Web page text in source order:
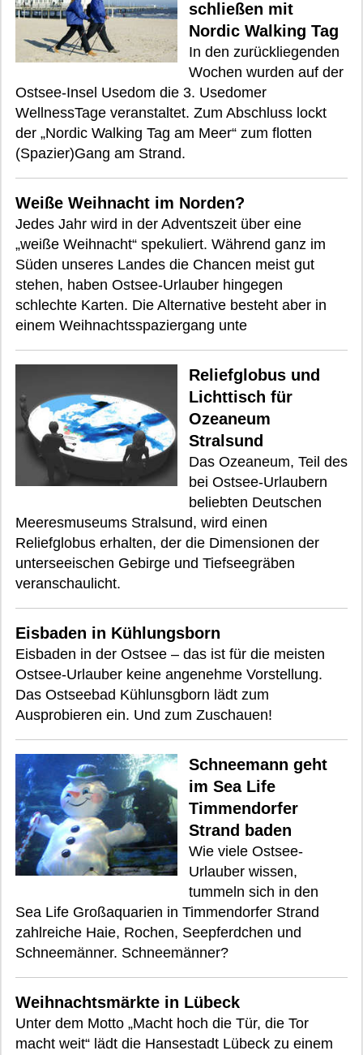
schließen mit
Nordic Walking Tag
In den zurückliegenden
Wochen wurden auf der
Ostsee-Insel Usedom die 3. Usedomer
WellnessTage veranstaltet. Zum Abschluss lockt
der „Nordic Walking Tag am Meer“ zum flotten
(Spazier)Gang am Strand.
Weiße Weihnacht im Norden?
Jedes Jahr wird in der Adventszeit über eine
„weiße Weihnacht“ spekuliert. Während ganz im
Süden unseres Landes die Chancen meist gut
stehen, haben Ostsee-Urlauber hingegen
schlechte Karten. Die Alternative besteht aber in
einem Weihnachtsspaziergang unte
Reliefglobus und
Lichttisch für
Ozeaneum
Stralsund
Das Ozeaneum, Teil des
bei Ostsee-Urlaubern
beliebten Deutschen
Meeresmuseums Stralsund, wird einen
Reliefglobus erhalten, der die Dimensionen der
unterseeischen Gebirge und Tiefseegräben
veranschaulicht.
Eisbaden in Kühlungsborn
Eisbaden in der Ostsee – das ist für die meisten
Ostsee-Urlauber keine angenehme Vorstellung.
Das Ostseebad Kühlunsgborn lädt zum
Ausprobieren ein. Und zum Zuschauen!
Schneemann geht
im Sea Life
Timmendorfer
Strand baden
Wie viele Ostsee-
Urlauber wissen,
tummeln sich in den
Sea Life Großaquarien in Timmendorfer Strand
zahlreiche Haie, Rochen, Seepferdchen und
Schneemänner. Schneemänner?
Weihnachtsmärkte in Lübeck
Unter dem Motto „Macht hoch die Tür, die Tor
macht weit“ lädt die Hansestadt Lübeck zu einem